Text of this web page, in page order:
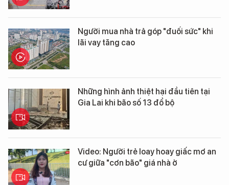
Người mua nhà trả góp "đuối sức" khi
lãi vay tăng cao
Những hình ảnh thiệt hại đầu tiên tại
Gia Lai khi bão số 13 đổ bộ
Video: Người trẻ loay hoay giấc mơ an
cư giữa "cơn bão" giá nhà ở